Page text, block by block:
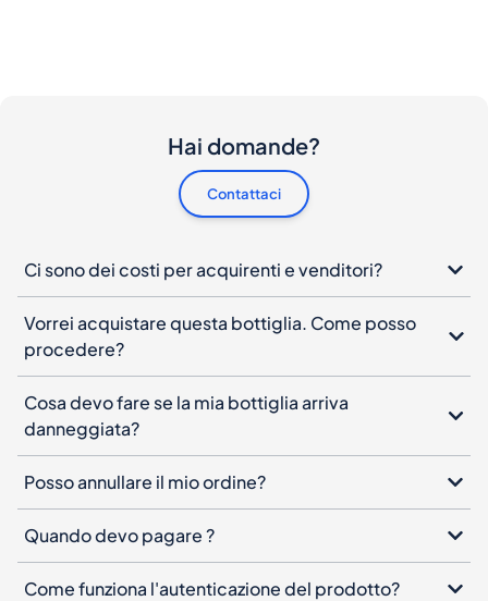
Hai domande?
Contattaci
Ci sono dei costi per acquirenti e venditori?
Vorrei acquistare questa bottiglia. Come posso
procedere?
Cosa devo fare se la mia bottiglia arriva
danneggiata?
Posso annullare il mio ordine?
Quando devo pagare ?
Come funziona l'autenticazione del prodotto?